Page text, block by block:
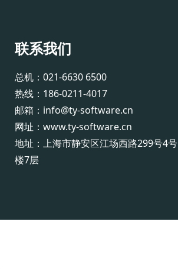
总机：021-6630 6500
热线：186-0211-4017
邮箱：info@ty-software.cn
网址：www.ty-software.cn
地址：上海市静安区江场西路299号4号
楼7层
联系我们